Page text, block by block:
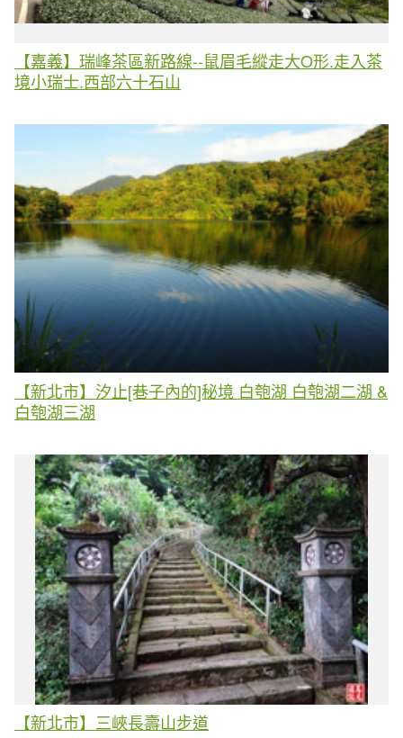
【嘉義】瑞峰茶區新路線--鼠眉毛縱走大O形.走入茶
境小瑞士.西部六十石山
【新北市】汐止[巷子內的]秘境 白匏湖 白匏湖二湖 &
白匏湖三湖
【新北市】三峽長壽山步道